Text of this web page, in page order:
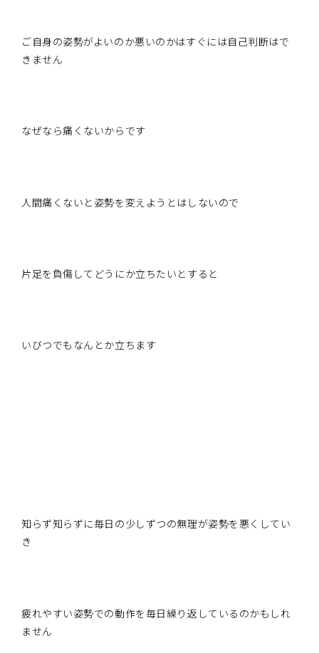
ご自身の姿勢がよいのか悪いのかはすぐには自己判断はで
きません
なぜなら痛くないからです
人間痛くないと姿勢を変えようとはしないので
片足を負傷してどうにか立ちたいとすると
いびつでもなんとか立ちます
知らず知らずに毎日の少しずつの無理が姿勢を悪くしてい
き
疲れやすい姿勢での動作を毎日繰り返しているのかもしれ
ません